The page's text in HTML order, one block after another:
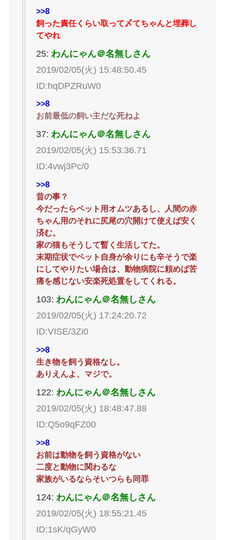
>>8
飼った責任くらい取って〆てちゃんと埋葬し
てやれ
25: わんにゃん＠名無しさん
2019/02/05(火) 15:48:50.45
ID:hqDPZRuW0
>>8
お前最低の飼い主だな死ねよ
37: わんにゃん＠名無しさん
2019/02/05(火) 15:53:36.71
ID:4vwj3Pc/0
>>8
昔の事？
今だったらペット用オムツあるし、人間の赤
ちゃん用のそれに尻尾の穴開けて使えば安く
済む。
家の猫もそうして暫く生活してた。
末期症状でペット自身が余りにも辛そうで楽
にしてやりたい場合は、動物病院に頼めば苦
痛を感じない安楽死処置をしてくれる。
103: わんにゃん＠名無しさん
2019/02/05(火) 17:24:20.72
ID:VISE/3Zi0
>>8
生き物を飼う資格なし。
ありえんよ、マジで。
122: わんにゃん＠名無しさん
2019/02/05(火) 18:48:47.88
ID:Q5o9qFZ00
>>8
お前は動物を飼う資格がない
二度と動物に関わるな
家族がいるならそいつらも同罪
124: わんにゃん＠名無しさん
2019/02/05(火) 18:55:21.45
ID:1sK/qGyW0